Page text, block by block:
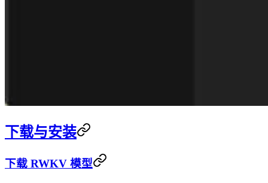
下载与安装
下载 RWKV 模型